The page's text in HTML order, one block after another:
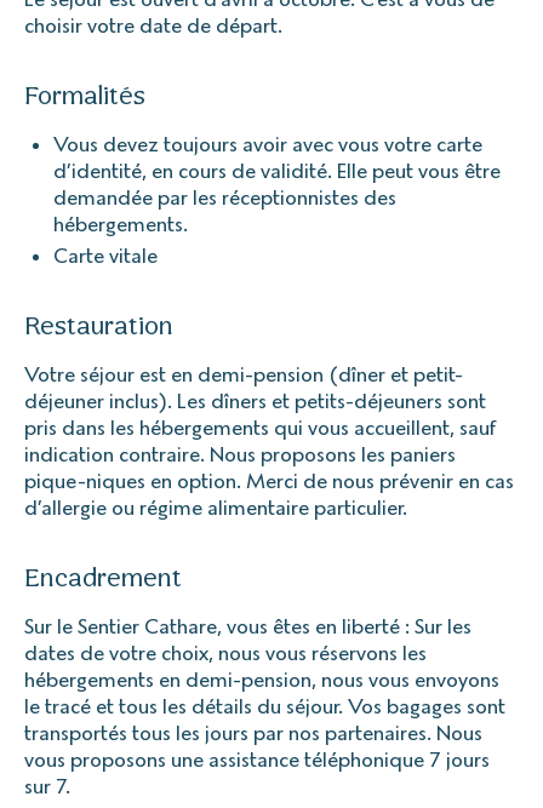
choisir votre date de départ.
Formalités
Vous devez toujours avoir avec vous votre carte
d’identité, en cours de validité. Elle peut vous être
demandée par les réceptionnistes des
hébergements.
Carte vitale
Restauration
Votre séjour est en demi-pension (dîner et petit-
déjeuner inclus). Les dîners et petits-déjeuners sont
pris dans les hébergements qui vous accueillent, sauf
indication contraire. Nous proposons les paniers
pique-niques en option. Merci de nous prévenir en cas
d’allergie ou régime alimentaire particulier.
Encadrement
Sur le Sentier Cathare, vous êtes en liberté : Sur les
dates de votre choix, nous vous réservons les
hébergements en demi-pension, nous vous envoyons
le tracé et tous les détails du séjour. Vos bagages sont
transportés tous les jours par nos partenaires. Nous
vous proposons une assistance téléphonique 7 jours
sur 7.